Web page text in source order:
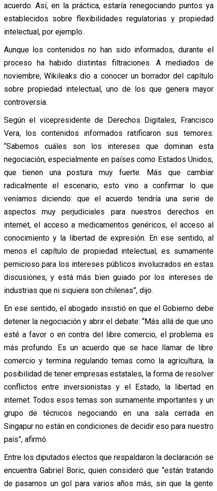
acuerdo. Así, en la práctica, estaría renegociando puntos ya
establecidos sobre flexibilidades regulatorias y propiedad
intelectual, por ejemplo.
Aunque los contenidos no han sido informados, durante el
proceso ha habido distintas filtraciones. A mediados de
noviembre, Wikileaks dio a conocer un borrador del capítulo
sobre propiedad intelectual, uno de los que genera mayor
controversia.
Según el vicepresidente de Derechos Digitales, Francisco
Vera, los contenidos informados ratificaron sus temores:
“Sabemos cuáles son los intereses que dominan esta
negociación, especialmente en países como Estados Unidos,
que tienen una postura muy fuerte. Más que cambiar
radicalmente el escenario, esto vino a confirmar lo que
veníamos diciendo: que el acuerdo tendría una serie de
aspectos muy perjudiciales para nuestros derechos en
internet, el acceso a medicamentos genéricos, el acceso al
conocimiento y la libertad de expresión. En ese sentido, al
menos el capítulo de propiedad intelectual, es sumamente
pernicioso para los intereses públicos involucrados en estas
discusiones, y está más bien guiado por los intereses de
industrias que ni siquiera son chilenas”, dijo.
En ese sentido, el abogado insistió en que el Gobierno debe
detener la negociación y abrir el debate: “Más allá de que uno
esté a favor o en contra del libre comercio, el problema es
más profundo. Es un acuerdo que se hace llamar de libre
comercio y termina regulando temas como la agricultura, la
posibilidad de tener empresas estatales, la forma de resolver
conflictos entre inversionistas y el Estado, la libertad en
internet. Todos esos temas son sumamente importantes y un
grupo de técnicos negociando en una sala cerrada en
Singapur no están en condiciones de decidir eso para nuestro
país”, afirmó.
Entre los diputados electos que respaldaron la declaración se
encuentra Gabriel Boric, quien consideró que “están tratando
de pasarnos un gol para varios años más, sin que la gente